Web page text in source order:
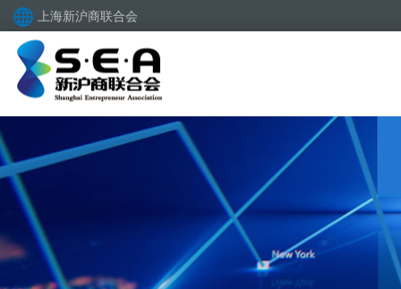
上海新沪商联合会